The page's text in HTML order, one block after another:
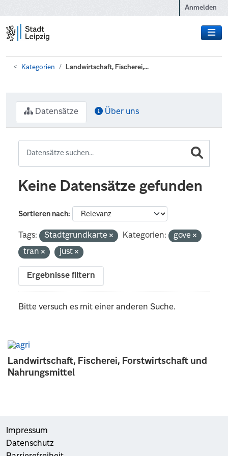
Anmelden
Kategorien Landwirtschaft, Fischerei,...
Landwirtschaft, Fischerei, Forstwirtschaft und
Nahrungsmittel
Datensätze Über uns
Keine Datensätze gefunden
Sortieren nach
Tags: Stadtgrundkarte Kategorien:
gove
tran
just
Ergebnisse filtern
Bitte versuch es mit einer anderen Suche.
Impressum
Datenschutz